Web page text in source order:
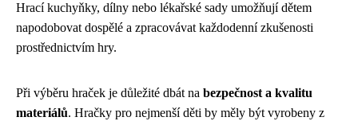
Hrací kuchyňky, dílny nebo lékařské sady umožňují dětem
napodobovat dospělé a zpracovávat každodenní zkušenosti
prostřednictvím hry.
Při výběru hraček je důležité dbát na bezpečnost a kvalitu
materiálů. Hračky pro nejmenší děti by měly být vyrobeny z